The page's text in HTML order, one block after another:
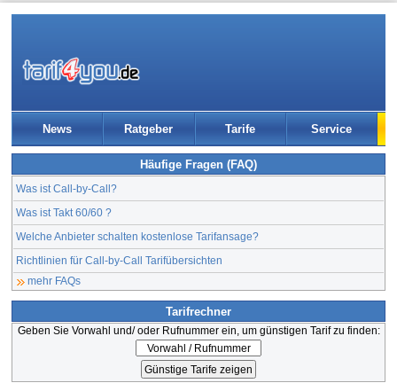
News Ratgeber Tarife Service
Häufige Fragen (FAQ)
Was ist Call-by-Call?
Was ist Takt 60/60 ?
Welche Anbieter schalten kostenlose Tarifansage?
Richtlinien für Call-by-Call Tarifübersichten
mehr FAQs
Tarifrechner
Geben Sie Vorwahl und/ oder Rufnummer ein, um günstigen Tarif zu finden: